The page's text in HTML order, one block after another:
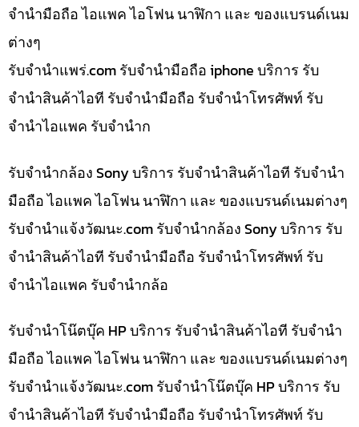
จำนำมือถือ ไอแพค ไอโฟน นาฬิกา และ ของแบรนด์เนม
ต่างๆ
รับจํานําแพร่.com รับจำนำมือถือ iphone บริการ รับ
จำนำสินค้าไอที รับจำนำมือถือ รับจำนำโทรศัพท์ รับ
จำนำไอแพค รับจำนำก
รับจำนำกล้อง Sony บริการ รับจำนำสินค้าไอที รับจำนำ
มือถือ ไอแพค ไอโฟน นาฬิกา และ ของแบรนด์เนมต่างๆ
รับจํานําแจ้งวัฒนะ.com รับจำนำกล้อง Sony บริการ รับ
จำนำสินค้าไอที รับจำนำมือถือ รับจำนำโทรศัพท์ รับ
จำนำไอแพค รับจำนำกล้อ
รับจำนำโน๊ตบุ๊ค HP บริการ รับจำนำสินค้าไอที รับจำนำ
มือถือ ไอแพค ไอโฟน นาฬิกา และ ของแบรนด์เนมต่างๆ
รับจํานําแจ้งวัฒนะ.com รับจำนำโน๊ตบุ๊ค HP บริการ รับ
จำนำสินค้าไอที รับจำนำมือถือ รับจำนำโทรศัพท์ รับ